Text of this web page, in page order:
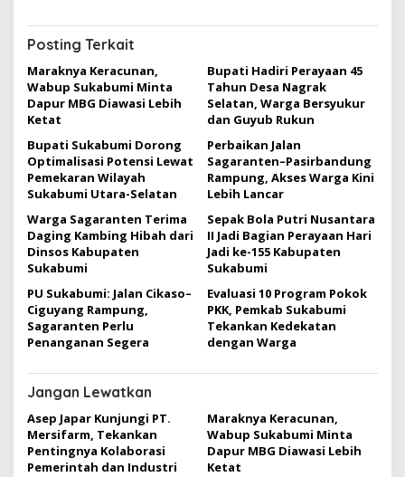
g
a
s
i
p
o
s
Posting Terkait
Maraknya Keracunan,
Wabup Sukabumi Minta
Dapur MBG Diawasi Lebih
Ketat
Bupati Hadiri Perayaan 45
Tahun Desa Nagrak
Selatan, Warga Bersyukur
dan Guyub Rukun
Bupati Sukabumi Dorong
Optimalisasi Potensi Lewat
Pemekaran Wilayah
Sukabumi Utara-Selatan
Perbaikan Jalan
Sagaranten–Pasirbandung
Rampung, Akses Warga Kini
Lebih Lancar
Warga Sagaranten Terima
Daging Kambing Hibah dari
Dinsos Kabupaten
Sukabumi
Sepak Bola Putri Nusantara
II Jadi Bagian Perayaan Hari
Jadi ke-155 Kabupaten
Sukabumi
PU Sukabumi: Jalan Cikaso–
Ciguyang Rampung,
Sagaranten Perlu
Penanganan Segera
Evaluasi 10 Program Pokok
PKK, Pemkab Sukabumi
Tekankan Kedekatan
dengan Warga
Jangan Lewatkan
Asep Japar Kunjungi PT.
Mersifarm, Tekankan
Pentingnya Kolaborasi
Pemerintah dan Industri
Maraknya Keracunan,
Wabup Sukabumi Minta
Dapur MBG Diawasi Lebih
Ketat